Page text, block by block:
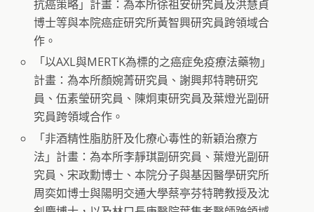
抗癌策略」計畫：為本所徐祖安研究員及洪慧貞
博士等與本院癌症研究所黃智興研究員跨領域合
作。
「以AXL與MERTK為標的之癌症免疫療法藥物」
計畫：為本所顏婉菁研究員、謝興邦特聘研究
員、伍素瑩研究員、陳炯東研究員及葉燈光副研
究員跨領域合作。
「非酒精性脂肪肝及化療心毒性的新穎治療方
法」計畫：為本所李靜琪副研究員、葉燈光副研
究員、宋政勳博士、本院分子與基因醫學研究所
周奕如博士與陽明交通大學蔡亭芬特聘教授及沈